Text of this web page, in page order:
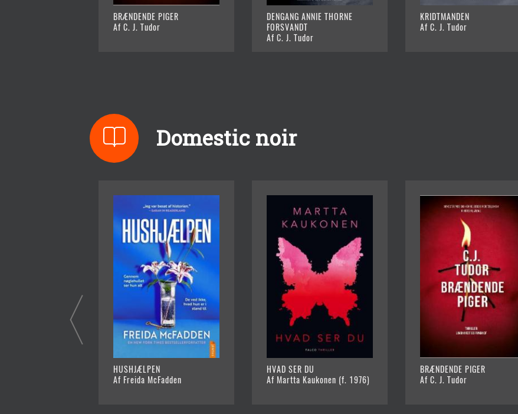
BRÆNDENDE PIGER
Af C. J. Tudor
DENGANG ANNIE THORNE
FORSVANDT
Af C. J. Tudor
KRIDTMANDEN
Af C. J. Tudor
Domestic noir
HUSHJÆLPEN
Af Freida McFadden
HVAD SER DU
Af Martta Kaukonen (f. 1976)
BRÆNDENDE PIGER
Af C. J. Tudor